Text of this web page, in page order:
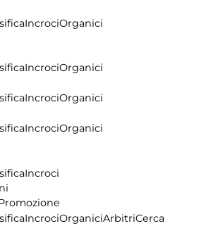
IncrociOrganici
IncrociOrganici
IncrociOrganici
IncrociOrganici
Incroci
IncrociOrganiciArbitriCerca